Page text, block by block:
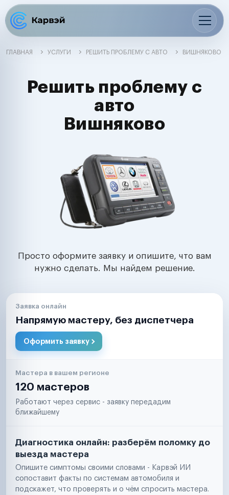
ГЛАВНАЯ УСЛУГИ РЕШИТЬ ПРОБЛЕМУ С АВТО ВИШНЯКОВО
Решить проблему с
авто
Вишняково
Просто оформите заявку и опишите, что вам
нужно сделать. Мы найдем решение.
Заявка онлайн
Напрямую мастеру, без диспетчера
Оформить заявку
Мастера в вашем регионе
120 мастеров
Работают через сервис - заявку передадим
ближайшему
Диагностика онлайн: разберём поломку до
выезда мастера
Опишите симптомы своими словами - Карвэй ИИ
сопоставит факты по системам автомобиля и
подскажет, что проверять и о чём спросить мастера.